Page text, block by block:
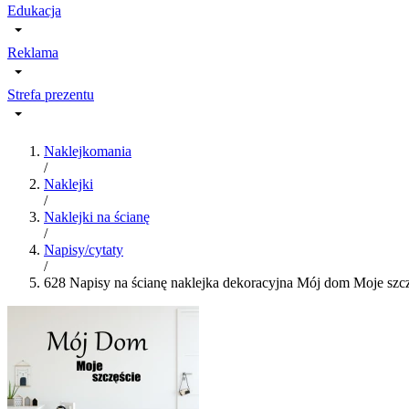
Edukacja
Reklama
Strefa prezentu
Naklejkomania
/
Naklejki
/
Naklejki na ścianę
/
Napisy/cytaty
/
628 Napisy na ścianę naklejka dekoracyjna Mój dom Moje